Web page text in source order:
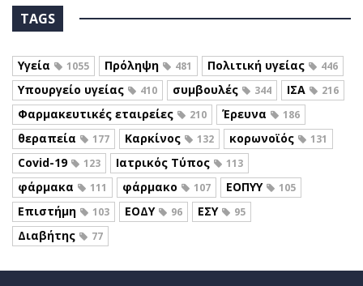
TAGS
Υγεία 1055 Πρόληψη 481 Πολιτική υγείας 446
Υπουργείο υγείας 410 συμβουλές 344 ΙΣΑ 216
Φαρμακευτικές εταιρείες 210 Έρευνα 186
θεραπεία 177 Καρκίνος 132 κορωνοϊός 131
Covid-19 123 Ιατρικός Τύπος 113
φάρμακα 111 φάρμακο 107 ΕΟΠΥΥ 105
Επιστήμη 103 ΕΟΔΥ 96 ΕΣΥ 95
Διαβήτης 77